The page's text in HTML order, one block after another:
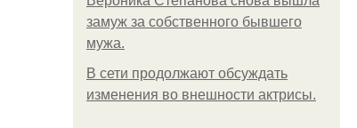
замуж за собственного бывшего
мужа.
В сети продолжают обсуждать
изменения во внешности актрисы.